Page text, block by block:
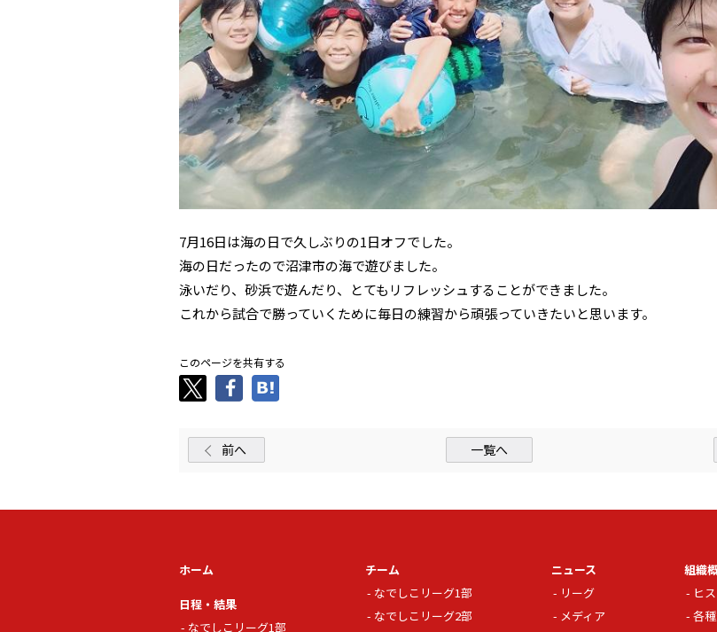
7月16日は海の日で久しぶりの1日オフでした。
海の日だったので沼津市の海で遊びました。
泳いだり、砂浜で遊んだり、とてもリフレッシュすることができました。
これから試合で勝っていくために毎日の練習から頑張っていきたいと思います。
このページを共有する
前へ 一覧へ
ホーム
日程・結果
なでしこリーグ1部
チーム
なでしこリーグ1部
なでしこリーグ2部
ニュース
リーグ
メディア
組織
ヒ
各